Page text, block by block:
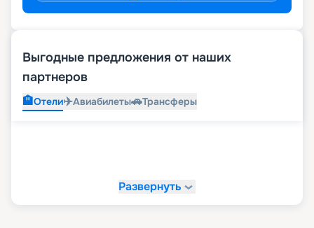
Выгодные предложения от наших
партнеров
🏨Отели✈️Авиабилеты🚗Трансферы
Развернуть